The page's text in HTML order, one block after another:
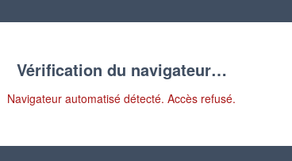
Vérification du navigateur…
Navigateur automatisé détecté. Accès refusé.